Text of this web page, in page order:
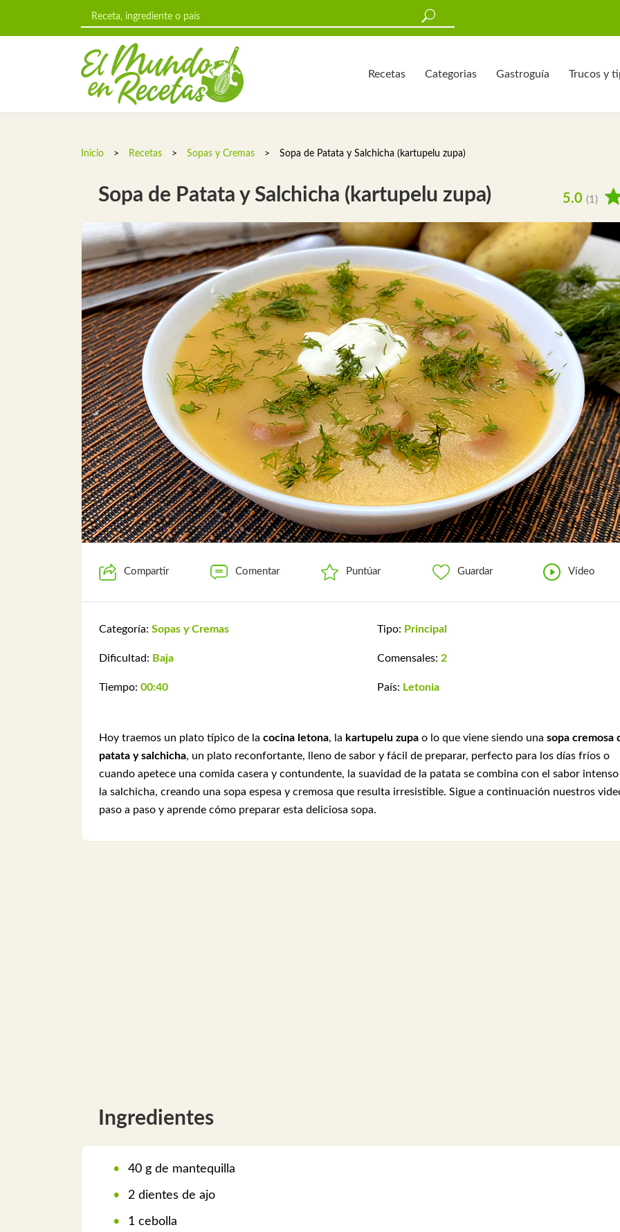
Recetas Categorias Gastroguía Trucos y
Inicio > Recetas > Sopas y Cremas > Sopa de Patata y Salchicha (kartupelu zupa)
Sopa de Patata y Salchicha (kartupelu zupa) 5.0 (1)
Compartir Comentar Puntúar Guardar Vídeo
Categoría: Sopas y Cremas
Dificultad: Baja
Tiempo: 00:40
Tipo: Principal
Comensales: 2
País: Letonia
Hoy traemos un plato típico de la cocina letona, la kartupelu zupa o lo que viene siendo una sopa cremosa
patata y salchicha, un plato reconfortante, lleno de sabor y fácil de preparar, perfecto para los días fríos o
cuando apetece una comida casera y contundente, la suavidad de la patata se combina con el sabor
la salchicha, creando una sopa espesa y cremosa que resulta irresistible. Sigue a continuación nuestros
paso a paso y aprende cómo preparar esta deliciosa sopa.
Ingredientes
40 g de mantequilla
2 dientes de ajo
1 cebolla